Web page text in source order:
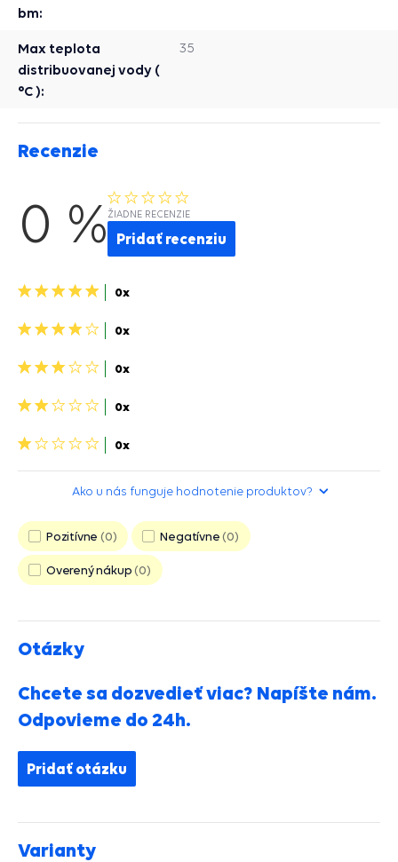
bm:
Max teplota
distribuovanej vody (
°C ):
35
Recenzie
0 % ŽIADNE RECENZIE
Pridať recenziu
5
0x
4
0x
3
0x
2
0x
1
0x
Ako u nás funguje hodnotenie produktov?
Pozitívne 0 Negatívne 0
Overený nákup 0
Otázky
Chcete sa dozvedieť viac? Napíšte nám.
Odpovieme do 24h.
Pridať otázku
Varianty